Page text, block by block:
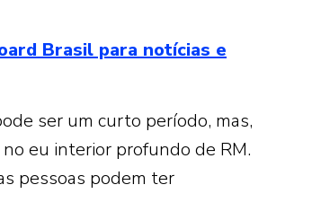
Brasil para notícias e
ser um curto período, mas,
eu interior profundo de RM.
pessoas podem ter